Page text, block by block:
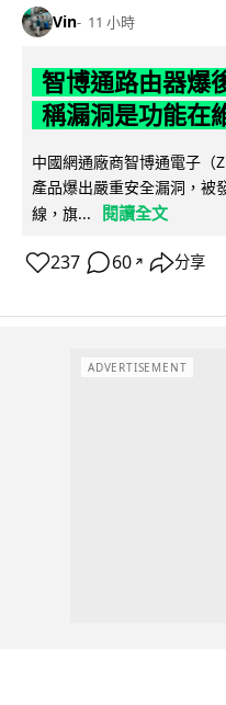
Vin 11 小時
智博通路由器爆
稱漏洞是功能在
中國網通廠商智博通電子
產品爆出嚴重安全漏洞，被
線，旗...
閱讀全文
237 60 ↗ 分享
ADVERTISEMENT